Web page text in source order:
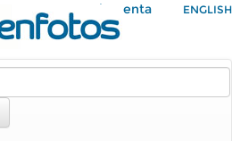
Mi Cuenta ENGLISH